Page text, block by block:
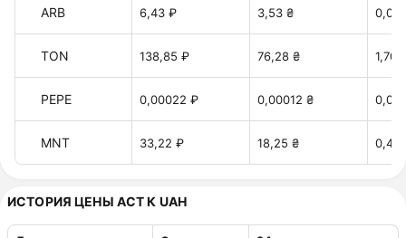
ARB 6,43 ₽ 3,53 ₴
TON 138,85 ₽ 76,28 ₴ 1,70
PEPE 0,00022 ₽ 0,00012 ₴
MNT 33,22 ₽ 18,25 ₴ 0,40
ИСТОРИЯ ЦЕНЫ ACT К UAH